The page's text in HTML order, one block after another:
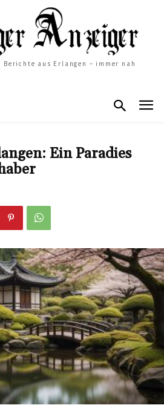
aus Erlangen – immer nah
Ein Paradies